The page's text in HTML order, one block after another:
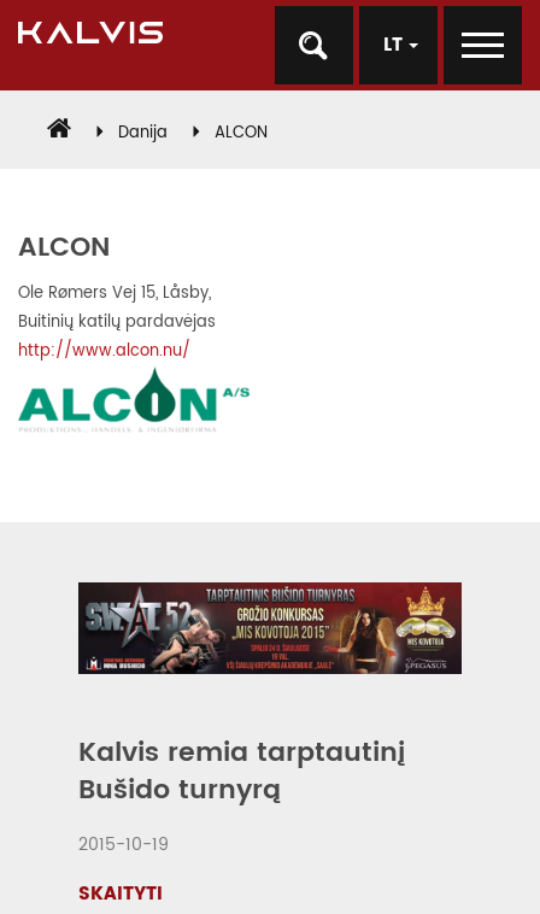
LT
Danija ALCON
ALCON
Ole Rømers Vej 15, Låsby,
Buitinių katilų pardavėjas
http://www.alcon.nu/
Kalvis remia tarptautinį
Bušido turnyrą
2015-10-19
SKAITYTI